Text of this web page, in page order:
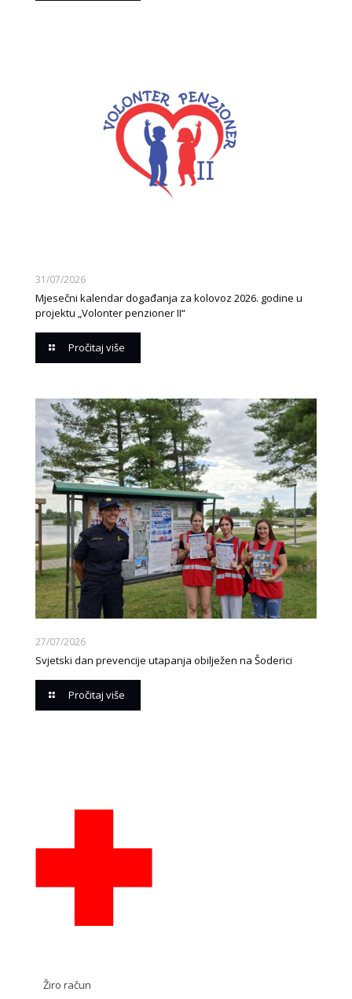
31/07/2026
Mjesečni kalendar događanja za kolovoz 2026. godine u
projektu „Volonter penzioner II“
Pročitaj više
27/07/2026
Svjetski dan prevencije utapanja obilježen na Šoderici
Pročitaj više
Žiro račun